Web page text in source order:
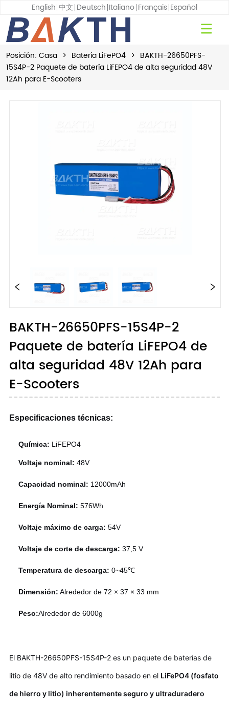
English 中文 Deutsch Italiano Français Español
Posición: Casa > Batería LiFePO4 > BAKTH-26650PFS-
15S4P-2 Paquete de batería LiFEPO4 de alta seguridad 48V
12Ah para E-Scooters
BAKTH-26650PFS-15S4P-2
Paquete de batería LiFEPO4 de
alta seguridad 48V 12Ah para
E-Scooters
Especificaciones técnicas:
Química: LiFEPO4
Voltaje nominal: 48V
Capacidad nominal: 12000mAh
Energía Nominal: 576Wh
Voltaje máximo de carga:54V
Voltaje de corte de descarga:37,5 V
Temperatura de descarga:0~45℃
Dimensión: Alrededor de 72 × 37 × 33 mm
Peso:Alrededor de 6000g
El BAKTH-26650PFS-15S4P-2 es un paquete de baterías de
litio de 48V de alto rendimiento basado en el LiFePO4 (fosfato
de hierro y litio) inherentemente seguro y ultraduradero